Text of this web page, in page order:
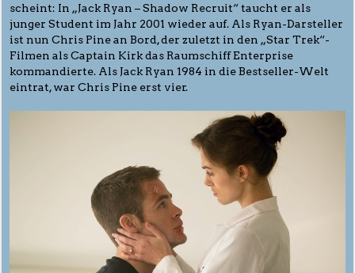
scheint: In „Jack Ryan – Shadow Recruit“ taucht er als
junger Student im Jahr 2001 wieder auf. Als Ryan-Darsteller
ist nun Chris Pine an Bord, der zuletzt in den „Star Trek“-
Filmen als Captain Kirk das Raumschiff Enterprise
kommandierte. Als Jack Ryan 1984 in die Bestseller-Welt
eintrat, war Chris Pine erst vier.